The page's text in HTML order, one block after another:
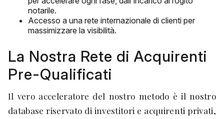
notarile.
Accesso a una rete internazionale di clienti per
massimizzare la visibilità.
La Nostra Rete di Acquirenti
Pre-Qualificati
Il vero acceleratore del nostro metodo è il nostro
database riservato di investitori e acquirenti privati,